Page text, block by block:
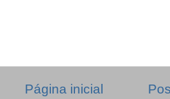
Página inicial